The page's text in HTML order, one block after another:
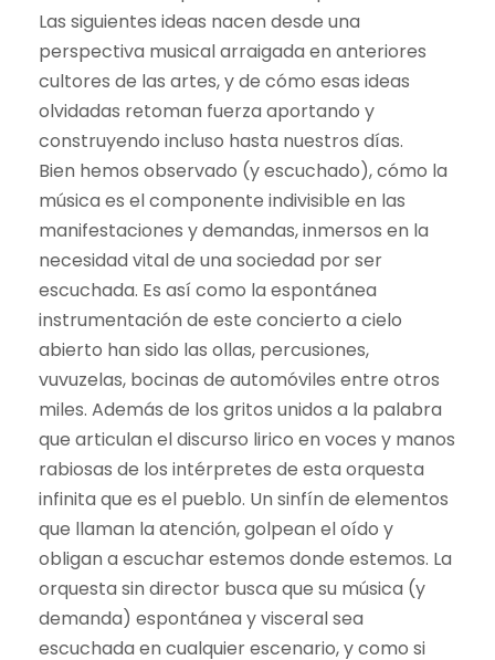
Las siguientes ideas nacen desde una
perspectiva musical arraigada en anteriores
cultores de las artes, y de cómo esas ideas
olvidadas retoman fuerza aportando y
construyendo incluso hasta nuestros días.
Bien hemos observado (y escuchado), cómo la
música es el componente indivisible en las
manifestaciones y demandas, inmersos en la
necesidad vital de una sociedad por ser
escuchada. Es así como la espontánea
instrumentación de este concierto a cielo
abierto han sido las ollas, percusiones,
vuvuzelas, bocinas de automóviles entre otros
miles. Además de los gritos unidos a la palabra
que articulan el discurso lirico en voces y manos
rabiosas de los intérpretes de esta orquesta
infinita que es el pueblo. Un sinfín de elementos
que llaman la atención, golpean el oído y
obligan a escuchar estemos donde estemos. La
orquesta sin director busca que su música (y
demanda) espontánea y visceral sea
escuchada en cualquier escenario, y como si